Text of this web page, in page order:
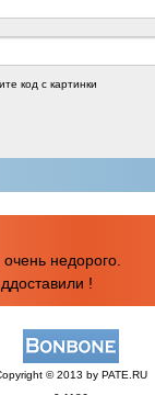
код с картинки
недорого.
!
© 2013 by PATE.RU